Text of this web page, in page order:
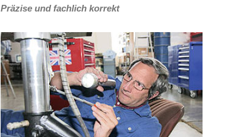
Präzise und fachlich korrekt